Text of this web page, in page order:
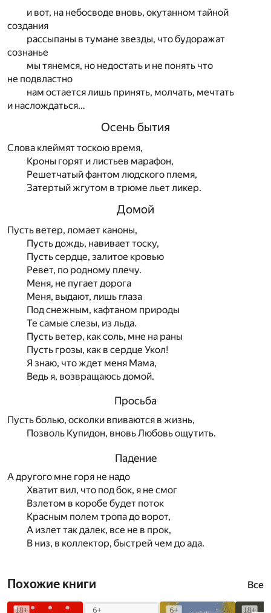
и вот, на небосводе вновь, окутанном тайной
создания
рассыпаны в тумане звезды, что будоражат
сознанье
мы тянемся, но недостать и не понять что
не подвластно
нам остается лишь принять, молчать, мечтать
и наслождаться…
Осень бытия
Слова клеймят тоскою время,
Кроны горят и листьев марафон,
Решетчатый фантом людского племя,
Затертый жгутом в трюме льет ликер.
Домой
Пусть ветер, ломает каноны,
Пусть дождь, навивает тоску,
Пусть сердце, залитое кровью
Ревет, по родному плечу.
Меня, не пугает дорога
Меня, выдают, лишь глаза
Под снежным, кафтаном природы
Те самые слезы, из льда.
Пусть ветер, как соль, мне на раны
Пусть грозы, как в сердце Укол!
Я знаю, что ждет меня Мама,
Ведь я, возвращаюсь домой.
Просьба
Пусть болью, осколки впиваются в жизнь,
Позволь Купидон, вновь Любовь ощутить.
Падение
А другого мне горя не надо
Хватит вил, что под бок, я не смог
Взлетом в коробе будет поток
Красным полем тропа до ворот,
А излет так далек, все не в прок,
В низ, в коллектор, быстрей чем до ада.
Похожие книги Все